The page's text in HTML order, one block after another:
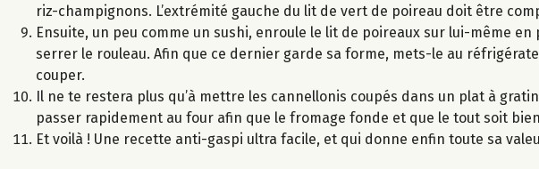
riz-champignons. L’extrémité gauche du lit de vert de poireau doit être
Ensuite, un peu comme un sushi, enroule le lit de poireaux sur lui-même
serrer le rouleau. Afin que ce dernier garde sa forme, mets-le au
couper.
Il ne te restera plus qu’à mettre les cannellonis coupés dans un plat à
passer rapidement au four afin que le fromage fonde et que le tout soit
Et voilà ! Une recette anti-gaspi ultra facile, et qui donne enfin toute sa